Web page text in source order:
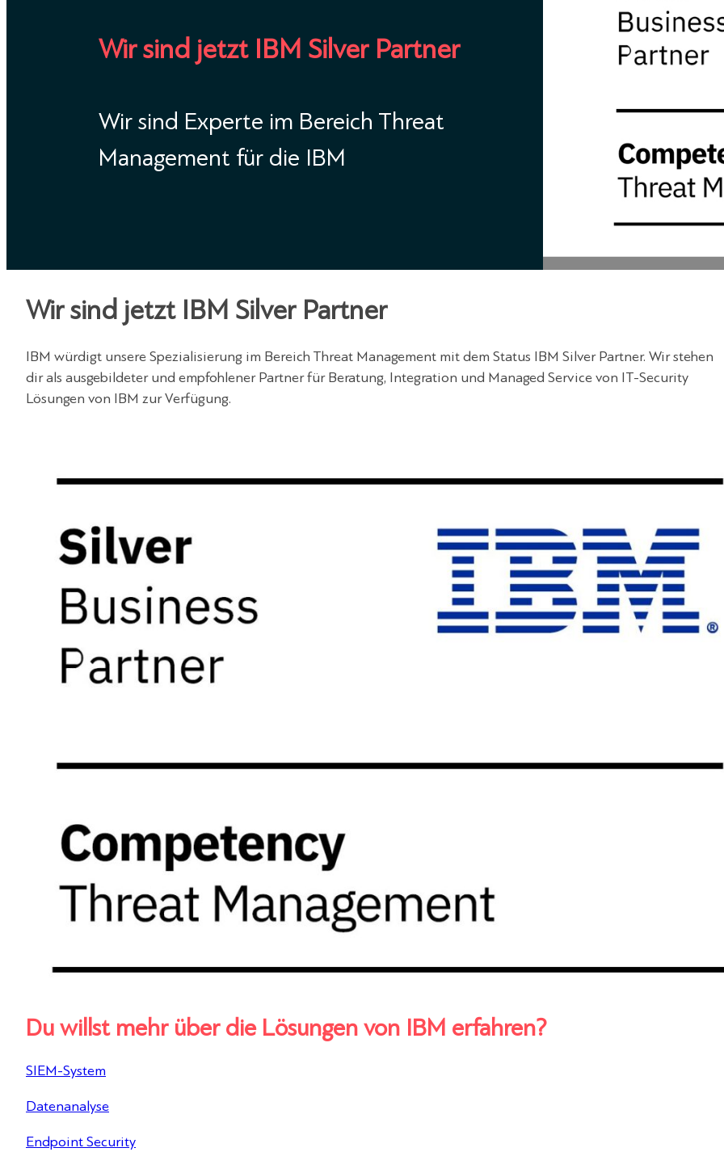
Wir sind jetzt IBM Silver Partner
Wir sind Experte im Bereich Threat
Management für die IBM
Wir sind jetzt IBM Silver Partner
IBM würdigt unsere Spezialisierung im Bereich Threat Management mit dem Status IBM Silver Partner. Wir stehen
dir als ausgebildeter und empfohlener Partner für Beratung, Integration und Managed Service von IT-Security
Lösungen von IBM zur Verfügung.
Du willst mehr über die Lösungen von IBM erfahren?
SIEM-System
Datenanalyse
Endpoint Security